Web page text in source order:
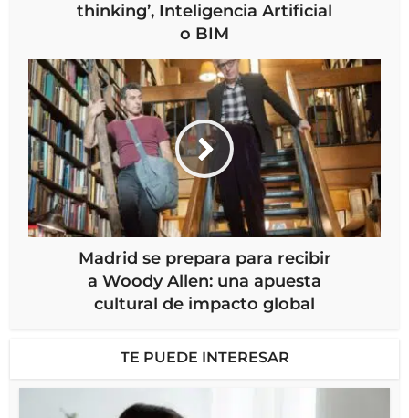
thinking’, Inteligencia Artificial
o BIM
Madrid se prepara para recibir
a Woody Allen: una apuesta
cultural de impacto global
TE PUEDE INTERESAR